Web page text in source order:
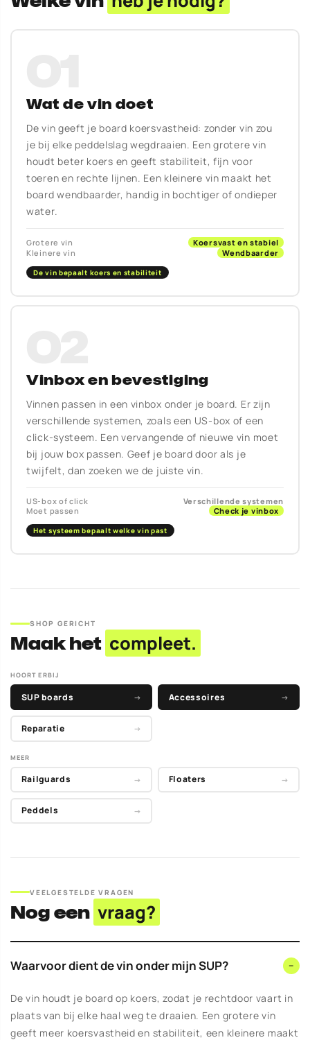
Wat de vin doet
De vin geeft je board koersvastheid: zonder vin zou
je bij elke peddelslag wegdraaien. Een grotere vin
houdt beter koers en geeft stabiliteit, fijn voor
toeren en rechte lijnen. Een kleinere vin maakt het
board wendbaarder, handig in bochtiger of ondieper
water.
Grotere vin
Koersvast en stabiel
Kleinere vin
Wendbaarder
De vin bepaalt koers en stabiliteit
Vinbox en bevestiging
Vinnen passen in een vinbox onder je board. Er zijn
verschillende systemen, zoals een US-box of een
click-systeem. Een vervangende of nieuwe vin moet
bij jouw box passen. Geef je board door als je
twijfelt, dan zoeken we de juiste vin.
US-box of click
Verschillende systemen
Moet passen
Check je vinbox
Het systeem bepaalt welke vin past
SHOP GERICHT
Maak het compleet.
HOORT ERBIJ
SUP boards → Accessoires →
Reparatie →
MEER
Railguards → Floaters →
Peddels →
VEELGESTELDE VRAGEN
Nog een vraag?
Waarvoor dient de vin onder mijn SUP? −
De vin houdt je board op koers, zodat je rechtdoor vaart in
plaats van bij elke haal weg te draaien. Een grotere vin
geeft meer koersvastheid en stabiliteit, een kleinere maakt